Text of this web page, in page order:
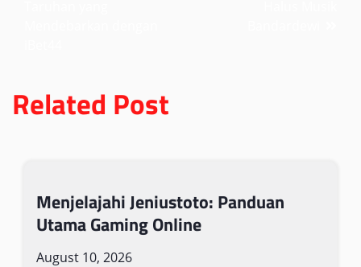
Related Post
Menjelajahi Jeniustoto: Panduan
Utama Gaming Online
August 10, 2026